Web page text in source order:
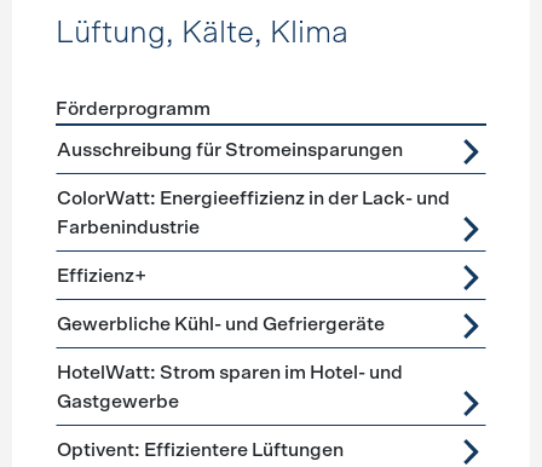
Lüftung, Kälte, Klima
Förderprogramme Lüftung, Kälte, Klima
Förderprogramm
Ausschreibung für Stromeinsparungen
ColorWatt: Energieeffizienz in der Lack- und
Farbenindustrie
Effizienz+
Gewerbliche Kühl- und Gefriergeräte
HotelWatt: Strom sparen im Hotel- und
Gastgewerbe
Optivent: Effizientere Lüftungen